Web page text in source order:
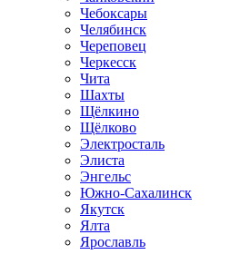
Чебоксары
Челябинск
Череповец
Черкесск
Чита
Шахты
Щёлкино
Щёлково
Электросталь
Элиста
Энгельс
Южно-Сахалинск
Якутск
Ялта
Ярославль